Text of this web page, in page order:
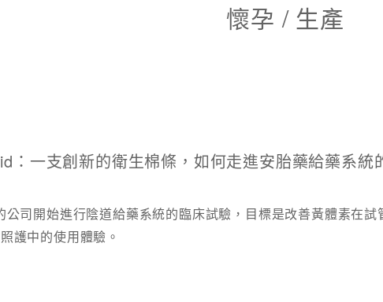
懷孕 / 生產
：一支創新的衛生棉條，如何走進安胎藥給藥系統
司開始進行陰道給藥系統的臨床試驗，目標是改善黃體素在試
護中的使用體驗。